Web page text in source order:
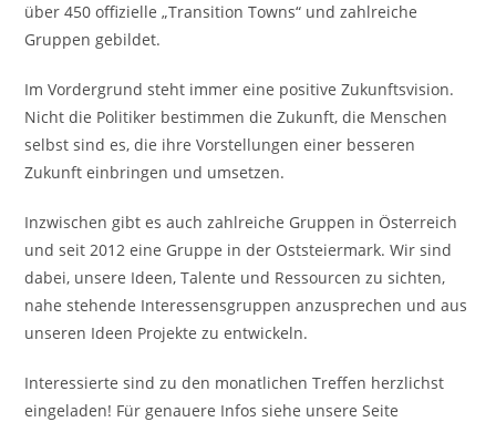
über 450 offizielle „Transition Towns“ und zahlreiche
Gruppen gebildet.
Im Vordergrund steht immer eine positive Zukunftsvision.
Nicht die Politiker bestimmen die Zukunft, die Menschen
selbst sind es, die ihre Vorstellungen einer besseren
Zukunft einbringen und umsetzen.
Inzwischen gibt es auch zahlreiche Gruppen in Österreich
und seit 2012 eine Gruppe in der Oststeiermark. Wir sind
dabei, unsere Ideen, Talente und Ressourcen zu sichten,
nahe stehende Interessensgruppen anzusprechen und aus
unseren Ideen Projekte zu entwickeln.
Interessierte sind zu den monatlichen Treffen herzlichst
eingeladen! Für genauere Infos siehe unsere Seite